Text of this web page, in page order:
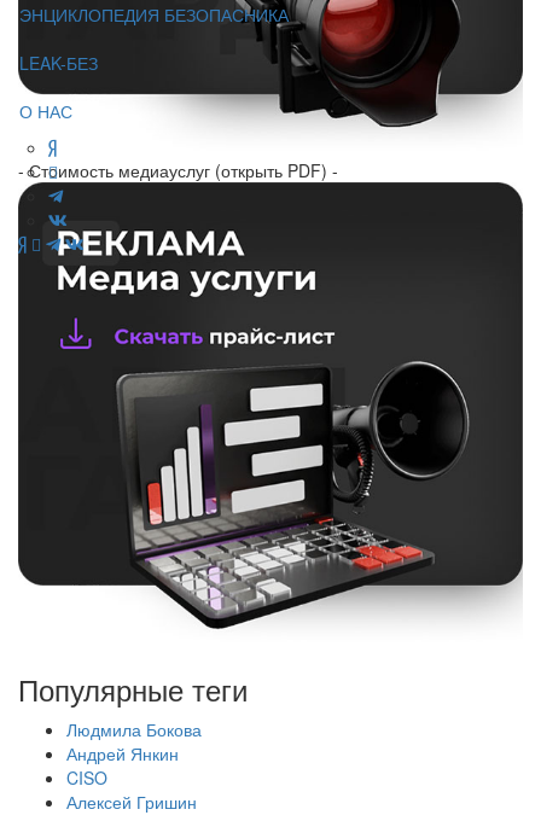
ЭНЦИКЛОПЕДИЯ БЕЗОПАСНИКА
LEAK-БЕЗ
О НАС
- Стоимость медиауслуг (открыть PDF) -
Популярные теги
Людмила Бокова
Андрей Янкин
CISO
Алексей Гришин